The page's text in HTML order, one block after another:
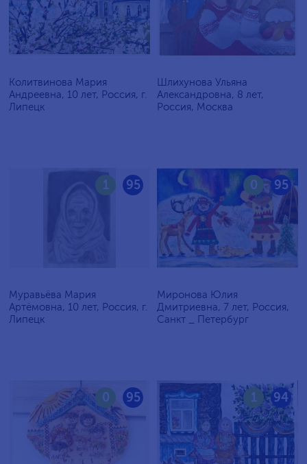
Колитвинова Мария
Андреевна, 10 лет, Россия, г.
Липецк
Шлихунова Ульяна
Александровна, 8 лет,
Россия, Москва
95
1
Муравьёва Мария
Артёмовна, 10 лет, Россия, г.
Липецк
95
0
Миронова Юлия
Дмитриевна, 7 лет, Россия,
Санкт _ Петербург
95
0 94
1